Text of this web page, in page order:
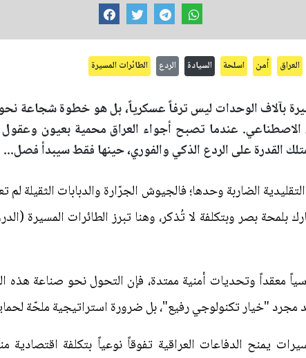
العراق أمن اسلحة السيادة الردع الطائرات المسيرة
بآلاف الوحدات ليس ترفاً عسكرياً، بل هو خطوة شجاعة
الاصطناعي. عندما تصبح أجواء العراق محمية بعيون
القدرة على الردع الذكي والفوري، حينها فقط سيبدأ فصل...
الضاربة وحدها؛ فالجيوش الجرّارة والدبابات الثقيلة
بصر وبتكلفة لا تُذكر، وهنا تبرز الطائرات المسيرة
معقداً وتحديات أمنية ممتدة، فإن التحول نحو صناعة هذه
مجرد "خيار تكنولوجي رفيع"، بل ضرورة استراتيجية ملحّة
يمنح الدفاعات العراقية تفوقاً نوعياً بتكلفة اقتصادية